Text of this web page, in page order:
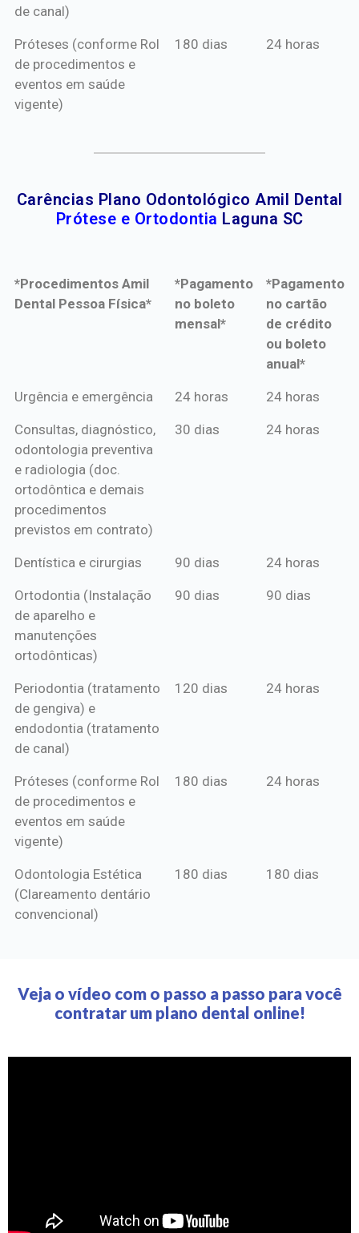
de canal)
Próteses (conforme Rol
de procedimentos e
eventos em saúde
vigente)
180 dias 24 horas
Carências Plano Odontológico Amil Dental
Prótese e Ortodontia Laguna SC
*Procedimentos Amil
Dental Pessoa Física*
*Pagamento
no boleto
mensal*
*Pagamento
no cartão
de crédito
ou boleto
anual*
*Procedimentos Amil
*Pagamento
mensal*
*Pagamento
de crédito
Urgência e emergência 24 horas 24 horas
Consultas, diagnóstico,
odontologia preventiva
e radiologia (doc.
ortodôntica e demais
procedimentos
previstos em contrato)
30 dias 24 horas
Dentística e cirurgias 90 dias 24 horas
Ortodontia (Instalação
de aparelho e
manutenções
ortodônticas)
90 dias 90 dias
Periodontia (tratamento
de gengiva) e
endodontia (tratamento
de canal)
120 dias 24 horas
Próteses (conforme Rol
de procedimentos e
eventos em saúde
vigente)
180 dias 24 horas
Odontologia Estética
(Clareamento dentário
convencional)
180 dias 180 dias
Veja o vídeo com o passo a passo para você
contratar um plano dental online!